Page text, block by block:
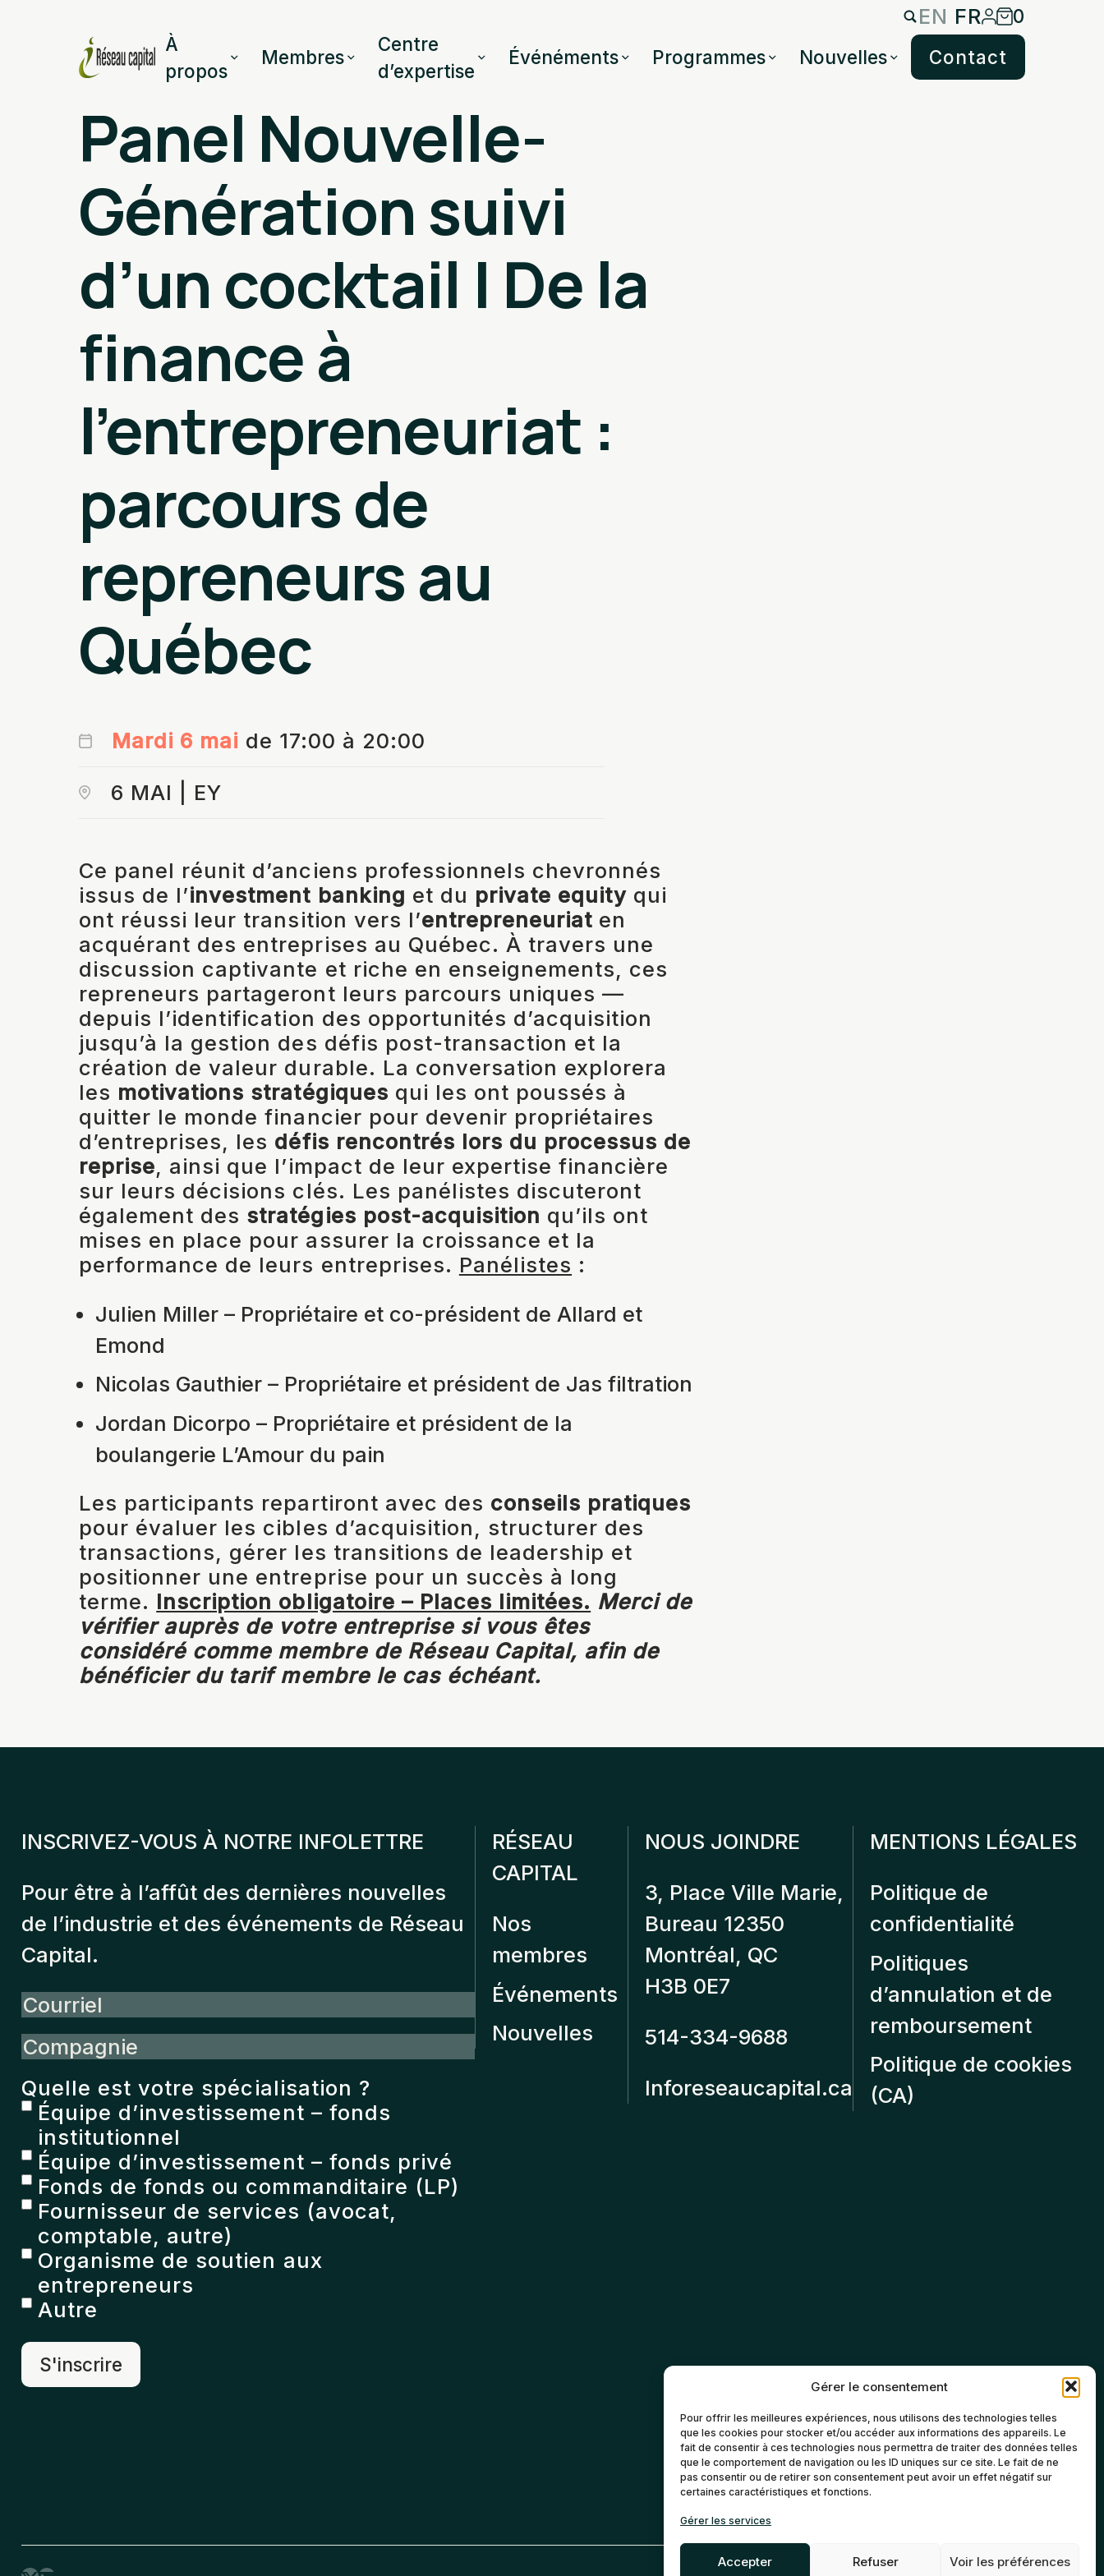
Gérer le consentement
Pour offrir les meilleures expériences, nous utilisons des technologies telles
que les cookies pour stocker et/ou accéder aux informations des appareils. Le
fait de consentir à ces technologies nous permettra de traiter des données telles
que le comportement de navigation ou les ID uniques sur ce site. Le fait de ne
pas consentir ou de retirer son consentement peut avoir un effet négatif sur
certaines caractéristiques et fonctions.
Gérer les services
Accepter Refuser Voir les préférences
EN FR
0
À
propos
Membres
Centre
d’expertise
Événéments Programmes Nouvelles Contact
Panel Nouvelle-
Génération suivi
d’un cocktail | De la
finance à
l’entrepreneuriat :
parcours de
repreneurs au
Québec
Mardi 6 mai de 17:00 à 20:00
6 MAI | EY
Ce panel réunit d’anciens professionnels chevronnés
issus de l’investment banking et du private equity qui
ont réussi leur transition vers l’entrepreneuriat en
acquérant des entreprises au Québec. À travers une
discussion captivante et riche en enseignements, ces
repreneurs partageront leurs parcours uniques —
depuis l’identification des opportunités d’acquisition
jusqu’à la gestion des défis post-transaction et la
création de valeur durable. La conversation explorera
les motivations stratégiques qui les ont poussés à
quitter le monde financier pour devenir propriétaires
d’entreprises, les défis rencontrés lors du processus de
reprise, ainsi que l’impact de leur expertise financière
sur leurs décisions clés. Les panélistes discuteront
également des stratégies post-acquisition qu’ils ont
mises en place pour assurer la croissance et la
performance de leurs entreprises. Panélistes :
Julien Miller – Propriétaire et co-président de Allard et
Emond
Nicolas Gauthier – Propriétaire et président de Jas filtration
Jordan Dicorpo – Propriétaire et président de la
boulangerie L’Amour du pain
Les participants repartiront avec des conseils pratiques
pour évaluer les cibles d’acquisition, structurer des
transactions, gérer les transitions de leadership et
positionner une entreprise pour un succès à long
terme. Inscription obligatoire – Places limitées. Merci de
vérifier auprès de votre entreprise si vous êtes
considéré comme membre de Réseau Capital, afin de
bénéficier du tarif membre le cas échéant.
INSCRIVEZ-VOUS À NOTRE INFOLETTRE
Pour être à l’affût des dernières nouvelles
de l’industrie et des événements de Réseau
Capital.
Courriel
Compagnie
Quelle est votre spécialisation ?
Équipe d’investissement – fonds
institutionnel
Équipe d’investissement – fonds privé
Fonds de fonds ou commanditaire (LP)
Fournisseur de services (avocat,
comptable, autre)
Organisme de soutien aux
entrepreneurs
Autre
RÉSEAU
CAPITAL
Nos
membres
Événements
Nouvelles
NOUS JOINDRE
3, Place Ville Marie,
Bureau 12350
Montréal, QC
H3B 0E7
514-334-9688
Inforeseaucapital.ca
MENTIONS LÉGALES
Politique de
confidentialité
Politiques
d’annulation et de
remboursement
Politique de cookies
(CA)